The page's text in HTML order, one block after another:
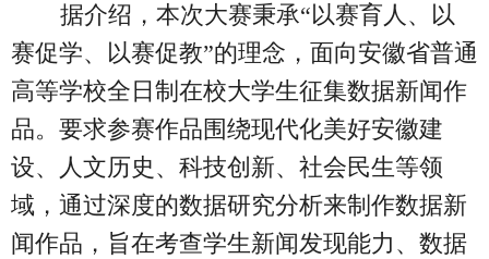
据介绍，本次大赛秉承“以赛育人、以
赛促学、以赛促教”的理念，面向安徽省普通
高等学校全日制在校大学生征集数据新闻作
品。要求参赛作品围绕现代化美好安徽建
设、人文历史、科技创新、社会民生等领
域，通过深度的数据研究分析来制作数据新
闻作品，旨在考查学生新闻发现能力、数据